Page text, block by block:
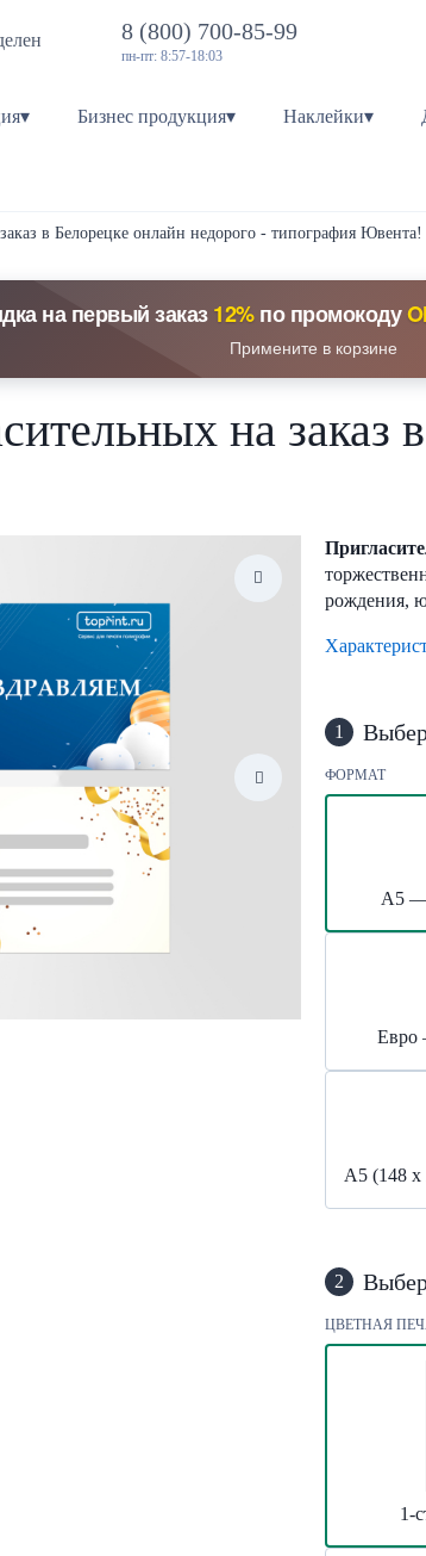
8 (800) 700-85-99
пн-пт: 8:57-18:03
Бизнес продукция▾ Наклейки▾
в Белорецке онлайн недорого - типография Ювента!
на первый заказ12%по промокоду
Примените в корзине
на заказ
рождения,
1
ФОРМАТ
А5 —
Евро
А5 (148 x
2
ЦВЕТНАЯ
1-